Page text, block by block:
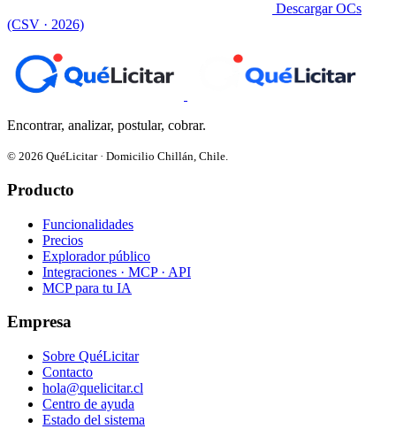
Descargar OCs
(CSV · 2026)
Encontrar, analizar, postular, cobrar.
© 2026 QuéLicitar · Domicilio Chillán, Chile.
Producto
Funcionalidades
Precios
Explorador público
Integraciones · MCP · API
MCP para tu IA
Empresa
Sobre QuéLicitar
Contacto
hola@quelicitar.cl
Centro de ayuda
Estado del sistema